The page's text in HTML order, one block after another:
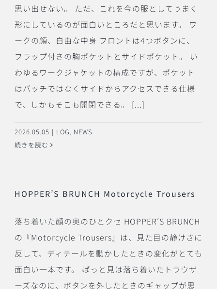
思い出せない。 ただ、これを今の服としてうまく
形にしているのが面白いところだと思います。 ワ
ークの顔、自由な中身 フロントは4つボタンに、
フラップ付きの胸ポケットとサイドポケット。 い
わゆるワークジャケットの構成ですが、ポケット
はパッチではなくサイドからアクセスできる仕様
で、しかもそこも開閉できる。 [...]
2026.05.05 | LOG, NEWS
続きを読む
HOPPER’S BRUNCH Motorcycle Trousers
落ち着いた顔の奥のひとクセ HOPPER’S BRUNCH
の『Motorcycle Trousers』は、見た目の静けさに
反して、ディテールを動かしたときの変化がとても
面白い一本です。 ぱっと見は落ち着いたトラウザ
ーズなのに、ボタンを外したときのギャップが思